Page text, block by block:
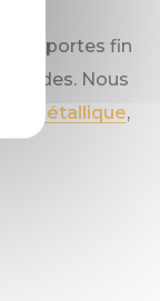
ses portes fin
Nous
métallique,